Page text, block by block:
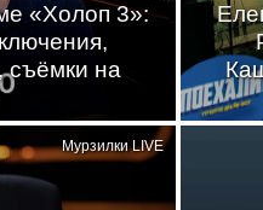
«Холоп 3»:
съёмки на
Мурзилки LIVE